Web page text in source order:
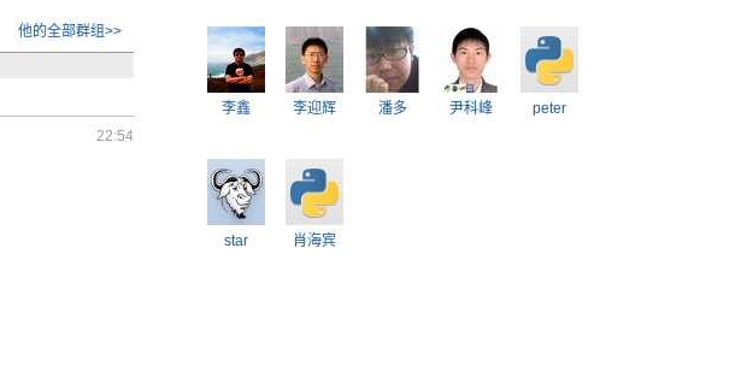
他的全部群组>>
22:54
李鑫 李迎辉 潘多 尹科峰 peter
star 肖海宾